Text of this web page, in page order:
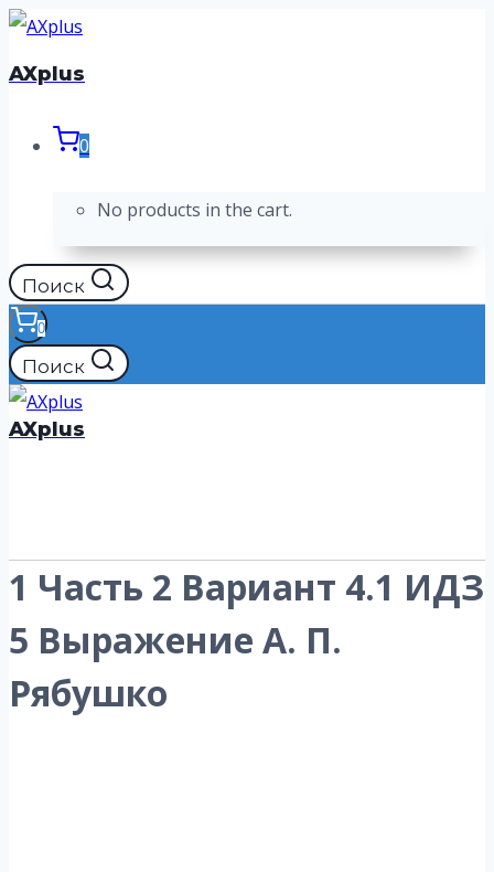
Перейти
к
AXplus
0
No products in the cart.
Поиск
0
Поиск
AXplus
1 Часть 2 Вариант 4.1 ИДЗ
5 Выражение А. П.
Рябушко